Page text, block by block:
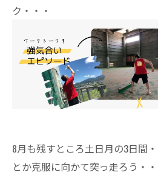
ク・・・
8月も残すところ土日月の3日間
とか克服に向かて突っ走ろう・